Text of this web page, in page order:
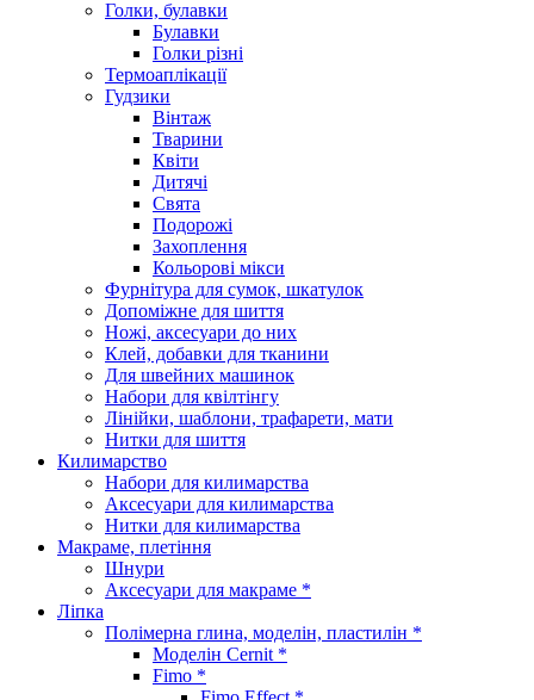
Голки, булавки
Булавки
Голки різні
Термоаплікації
Гудзики
Вінтаж
Тварини
Квіти
Дитячі
Свята
Подорожі
Захоплення
Кольорові мікси
Фурнітура для сумок, шкатулок
Допоміжне для шиття
Ножі, аксесуари до них
Клей, добавки для тканини
Для швейних машинок
Набори для квілтінгу
Лінійки, шаблони, трафарети, мати
Нитки для шиття
Килимарство
Набори для килимарства
Аксесуари для килимарства
Нитки для килимарства
Макраме, плетіння
Шнури
Аксесуари для макраме *
Ліпка
Полімерна глина, моделін, пластилін *
Моделін Cernit *
Fimo *